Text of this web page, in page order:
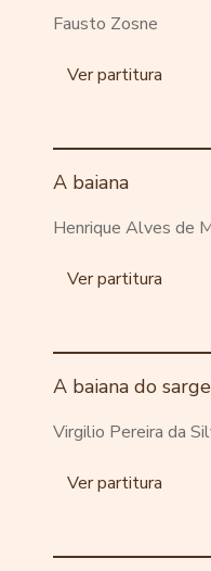
Fausto Zosne
Ver partitura
A baiana
Henrique Alves de
Ver partitura
A baiana do
Virgilio Pereira da
Ver partitura